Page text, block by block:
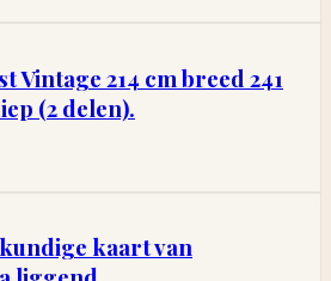
Vintage 214 cm breed 241
(2 delen).
kaart van